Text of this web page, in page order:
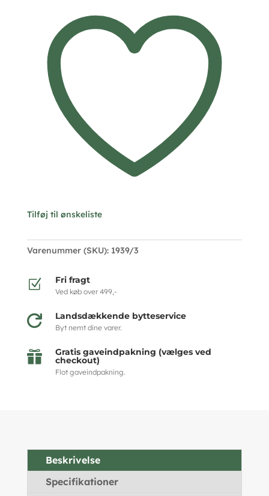
Tilføj til ønskeliste
Varenummer (SKU): 1939/3
Z Fri fragt
Ved køb over 499,-
 Landsdækkende bytteservice
Byt nemt dine varer.
 Gratis gaveindpakning (vælges ved
checkout)
Flot gaveindpakning.
Beskrivelse
Specifikationer